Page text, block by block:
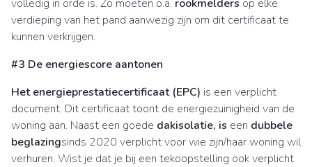
volledig in orde is. Zo moeten o.a. rookmelders op elke
verdieping van het pand aanwezig zijn om dit certificaat te
kunnen verkrijgen.
#3 De energiescore aantonen
Het energieprestatiecertificaat (EPC) is een verplicht
document. Dit certificaat toont de energiezuinigheid van de
woning aan. Naast een goede dakisolatie, is een dubbele
beglazingsinds 2020 verplicht voor wie zijn/haar woning wil
verhuren. Wist je dat je bij een tekoopstelling ook verplicht